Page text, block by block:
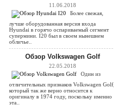
11.06.2018
Более свежая,
лучше оборудованная версия входа
Hyundai в горячо оспариваемый сегмент
супермини. I20 был в своем нынешнем
обличье..
Обзор Volkswagen Golf
22.05.2018
Один из
отличительных признаков Volkswagen Golf,
который так же верно относится к
оригиналу в 1974 году, поскольку именно
эта..